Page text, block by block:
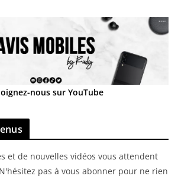
nous sur YouTube
et de nouvelles vidéos vous attendent
pas à vous abonner pour ne rien